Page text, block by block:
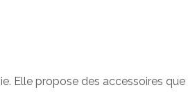
Elle propose des accessoires que